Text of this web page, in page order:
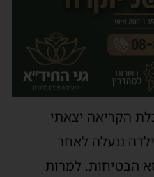
הקריאה יצאתי
ננעלה לאחר
הבטיחות. למרות